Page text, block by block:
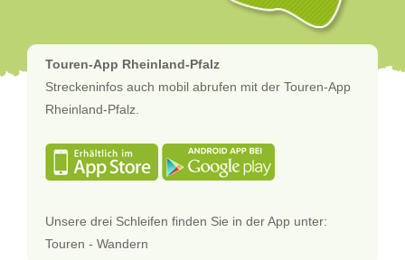
Touren-App Rheinland-Pfalz
Streckeninfos auch mobil abrufen mit der Touren-App
Rheinland-Pfalz.
Unsere drei Schleifen finden Sie in der App unter:
Touren - Wandern